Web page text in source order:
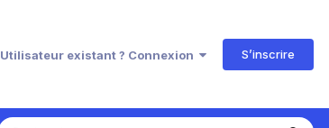
Utilisateur existant ? Connexion S’inscrire